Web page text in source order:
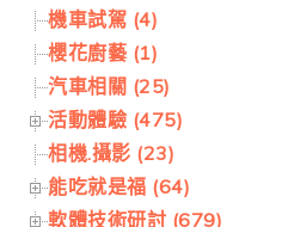
機車試駕 (4)
櫻花廚藝 (1)
汽車相關 (25)
活動體驗 (475)
相機.攝影 (23)
能吃就是福 (64)
軟體技術研討 (679)